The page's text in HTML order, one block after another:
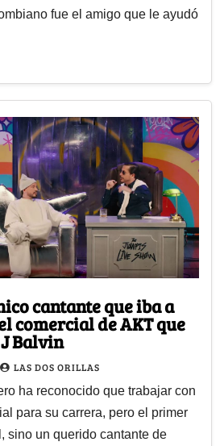
fue el amigo que le ayudó
cantante que iba a
comercial de AKT que
Balvin
LAS DOS ORILLAS
ha reconocido que trabajar con
para su carrera, pero el primer
sino un querido cantante de